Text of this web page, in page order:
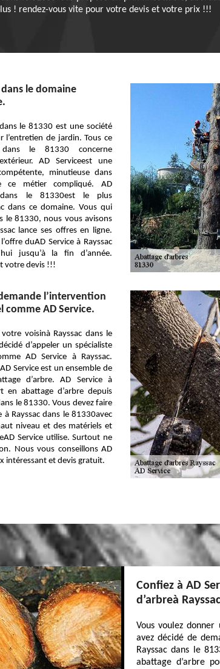
! rendez-vous vite pour votre devis et votre prix !!!
le domaine
le 81330 est une société
l’entretien de jardin. Tous ce
le 81330 concerne
AD Serviceest une
minutieuse dans
ce métier compliqué. AD
dans le 81330est le plus
dans ce domaine. Vous qui
le 81330, nous vous avisons
lance ses offres en ligne.
duAD Service à Rayssac
jusqu’à la fin d’année.
votre devis !!!
l’intervention
comme AD Service.
voisinà Rayssac dans le
d’appeler un spécialiste
AD Service à Rayssac.
Service est un ensemble de
d’arbre. AD Service à
en abattage d’arbre depuis
le 81330. Vous devez faire
à Rayssac dans le 81330avec
niveau et des matériels et
Service utilise. Surtout ne
Nous vous conseillons AD
intéressant et devis gratuit.
Confiez à AD
d’arbreà
Vous voulez
avez décidé de
Rayssac dans le
abattage d’arbre